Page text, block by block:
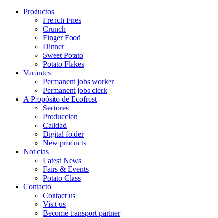
Productos
French Fries
Crunch
Finger Food
Dinner
Sweet Potato
Potato Flakes
Vacantes
Permanent jobs worker
Permanent jobs clerk
A Propósito de Ecofrost
Sectores
Produccion
Calidad
Digital folder
New products
Noticias
Latest News
Fairs & Events
Potato Class
Contacto
Contact us
Visit us
Become transport partner